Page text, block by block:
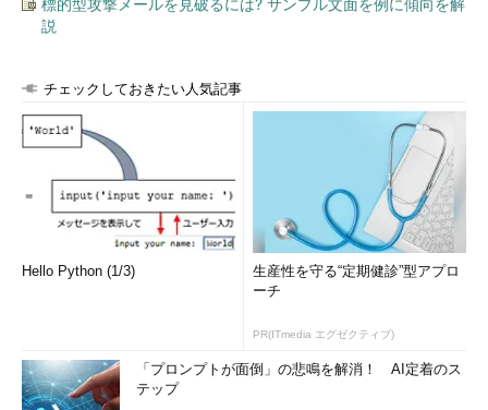
2018年11月1日）［英語］（Microsoft Support）
Microsoft）（投稿日：2018年10月2日）［英語］（Server
& Management Blogs）
以前の評価版とはどこが違うのか？
Windows Server 2019評価版の提供が再開されるまで、英語の
ダウンロードサイトには次のように説明されていました。
Following the launch of Windows Server 2019, we
day evaluation media. In the process, we found an issue
with the Eval media and are in the process of fixing it...
（筆者訳：Windows Server 2019のローンチに続いて、私たちは180
標的型攻撃メールを見破るには? サンプル文面を例に傾向を解
説
チェックしておきたい人気記事
Hello Python (1/3)
生産性を守る“定期健診”型アプロ
ーチ
PR(ITmedia エグゼクティブ)
「プロンプトが面倒」の悲鳴を解消！ AI定着のス
テップ